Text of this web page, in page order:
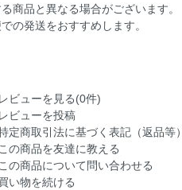
商品と異なる場合がございます。
の発送をおすすめします。
レビューを見る(0件)
レビューを投稿
定商取引法に基づく表記（返品等）
の商品を友達に教える
の商品について問い合わせる
い物を続ける